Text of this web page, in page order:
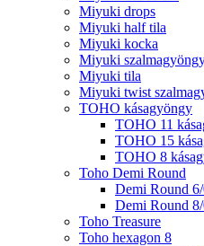
Miyuki drops
Miyuki half tila
Miyuki kocka
Miyuki
Miyuki tila
Miyuki twist
TOHO kásagyöngy
TOHO 11
TOHO 15
TOHO 8
Toho Demi Round
Demi Round
Demi Round
Toho Treasure
Toho hexagon 8